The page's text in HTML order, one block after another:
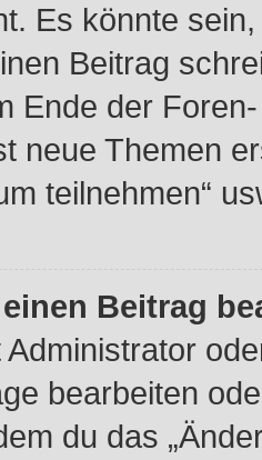
Es könnte
Beitrag
Ende der
neue Themen
teilnehmen“
Beitrag
bearbeiten
du das